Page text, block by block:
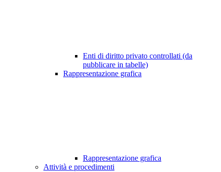
Enti di diritto privato controllati (da
pubblicare in tabelle)
Rappresentazione grafica
Rappresentazione grafica
Attività e procedimenti